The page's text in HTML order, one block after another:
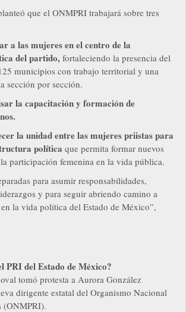
que el ONMPRI trabajará sobre tres
a las mujeres en el centro de la
del partido, fortaleciendo la presencia del
municipios con trabajo territorial y una
sección por sección.
la capacitación y formación de
la unidad entre las mujeres priistas para
política que permita formar nuevos
participación femenina en la vida pública.
para asumir responsabilidades,
y para seguir abriendo camino a
la vida política del Estado de México”,
PRI del Estado de México?
tomó protesta a Aurora González
dirigente estatal del Organismo Nacional
(ONMPRI).